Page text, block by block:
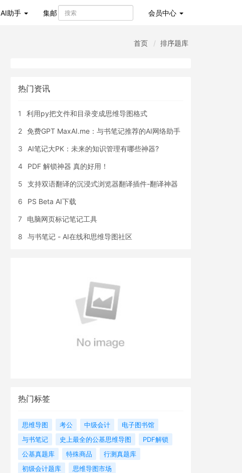
AI助手 集邮 会员中心
首页 排序题库
热门资讯
1 利用py把文件和目录变成思维导图格式
2 免费GPT MaxAI.me：与书笔记推荐的AI网络助手
3 AI笔记大PK：未来的知识管理有哪些神器?
4 PDF 解锁神器 真的好用！
5 支持双语翻译的沉浸式浏览器翻译插件-翻译神器
6 PS Beta AI下载
7 电脑网页标记笔记工具
8 与书笔记 - AI在线和思维导图社区
热门标签
思维导图 考公 中级会计
电子图书馆
与书笔记
史上最全的公基思维导图
PDF解锁
公基真题库
特殊商品
行测真题库
初级会计题库
思维导图市场